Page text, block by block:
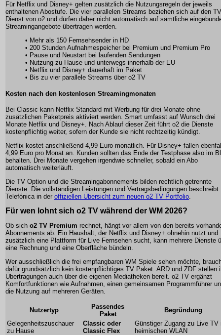
Für Netflix und Disney+ gelten zusätzlich die Nutzungsregeln der jeweils
enthaltenen Abostufe. Die vier parallelen Streams beziehen sich auf den TV
Dienst von o2 und dürfen daher nicht automatisch auf sämtliche
Streamingangebote übertragen werden.
• Mehr als 150 Fernsehsender in HD
• 200 Stunden Aufnahmespeicher bei Premium und Premium Pro
• Pause und Neustart bei laufenden Sendungen
• Nutzung zu Hause und unterwegs innerhalb der EU
• Netflix und Disney+ dauerhaft im Paket
• Bis zu vier parallele Streams über o2 TV
Kosten nach den kostenlosen Streamingmonaten
Bei Classic kann Netflix Standard mit Werbung für drei Monate ohne
zusätzlichen Paketpreis aktiviert werden. Smart umfasst auf Wunsch drei
Monate Netflix und Disney+. Nach Ablauf dieser Zeit führt o2 die Dienste
kostenpflichtig weiter, sofern der Kunde sie nicht rechtzeitig kündigt.
Netflix kostet anschließend 4,99 Euro monatlich. Für Disney+ fallen
4,99 Euro pro Monat an. Kunden sollten das Ende der Testphase also im
behalten. Drei Monate vergehen irgendwie schneller, sobald ein Abo
automatisch weiterläuft.
Die TV Option und die Streamingabonnements bilden rechtlich getrennte
Dienste. Die vollständigen Leistungen und Vertragsbedingungen beschreibt
Telefónica in der offiziellen Übersicht zum neuen o2 TV Portfolio
Für wen lohnt sich o2 TV während der WM 2026?
Ob sich o2 TV Premium rechnet, hängt vor allem von den bereits
Abonnements ab. Ein Haushalt, der Netflix und Disney+ ohnehin nutzt und
zusätzlich eine Plattform für Live Fernsehen sucht, kann mehrere Dienste
eine Rechnung und eine Oberfläche bündeln.
Wer ausschließlich die frei empfangbaren WM Spiele sehen möchte,
dafür grundsätzlich kein kostenpflichtiges TV Paket. ARD und ZDF stellen
Übertragungen auch über die eigenen Mediatheken bereit. o2 TV ergänzt
Komfortfunktionen wie Aufnahmen, einen gemeinsamen Programmführer
die Nutzung auf mehreren Geräten.
Nutzertyp
Passendes
Paket
Begründung
Gelegenheitszuschauer
zu Hause
Classic oder
Classic Flex
Günstiger Zugang zu Live TV
heimischen WLAN